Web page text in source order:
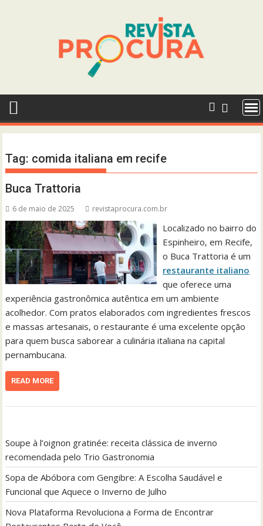
Tag: comida italiana em recife
Buca Trattoria
6 de maio de 2025 revistaprocura.com.br
Localizado no bairro do
Espinheiro, em Recife,
o Buca Trattoria é um
restaurante italiano
que oferece uma
experiência gastronômica autêntica em um ambiente
acolhedor. Com pratos elaborados com ingredientes frescos
e massas artesanais, o restaurante é uma excelente opção
para quem busca saborear a culinária italiana na capital
pernambucana.
READ MORE
Soupe à l’oignon gratinée: receita clássica de inverno
recomendada pelo Trio Gastronomia
Sopa de Abóbora com Gengibre: A Escolha Saudável e
Funcional que Aquece o Inverno de Julho
Nova Plataforma Revoluciona a Forma de Encontrar